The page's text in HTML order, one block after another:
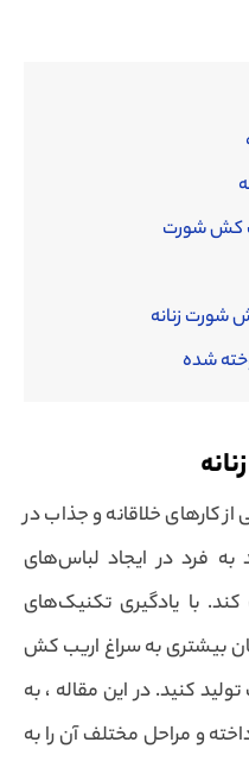
کش شورت
زنانه
شده
از کارهای خلاقانه و جذاب در
فرد در ایجاد لباس‌های
با یادگیری تکنیک‌های
بیشتری به سراغ اریب کش
کنید. در این مقاله ، به
و مراحل مختلف آن را به